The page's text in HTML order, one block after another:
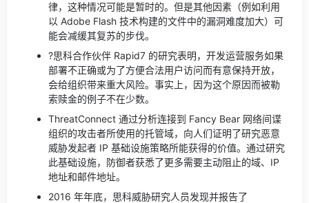
律，这种情况可能是暂时的。但是其他因素（例如利用
以 Adobe Flash 技术构建的文件中的漏洞难度加大）可
能会减缓其复苏的步伐。
?思科合作伙伴 Rapid7 的研究表明，开发运营服务如果
部署不正确或为了方便合法用户访问而有意保持开放，
会给组织带来重大风险。事实上，因为这个原因而被勒
索赎金的例子不在少数。
ThreatConnect 通过分析连接到 Fancy Bear 网络间谍
组织的攻击者所使用的托管域，向人们证明了研究恶意
威胁发起者 IP 基础设施策略所能获得的价值。通过研究
此基础设施，防御者获悉了更多需要主动阻止的域、IP
地址和邮件地址。
2016 年年底，思科威胁研究人员发现并报告了